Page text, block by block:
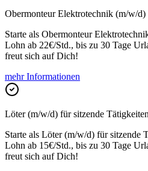
Obermonteur Elektrotechnik (m/w/
Starte als Obermonteur
Lohn ab 22€/Std., bis zu 30 Tage
freut sich auf Dich!
mehr Informationen
Löter (m/w/d) für sitzende
Starte als Löter (m/w/d) für sitzende
Lohn ab 15€/Std., bis zu 30 Tage
freut sich auf Dich!